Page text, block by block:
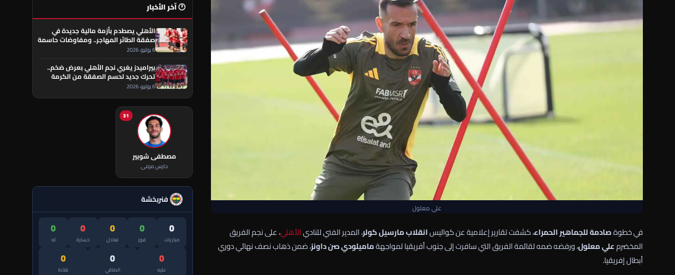
علي معلول
في خطوةصادمة للجماهير الحمراء، كشفت تقارير إعلامية عن كواليسانقلاب مارسيل كولر، المدير الفني للناديالأهلي، على نجم الفريق
المخضرمعلي معلول، ورفضه ضمه لقائمة الفريق التي سافرت إلى جنوب أفريقيا لمواجهةماميلودي صن داونز، ضمن ذهاب نصف نهائي دوري
أبطال إفريقيا.
🕐 آخر الأخبار
الأهلي يصطدم بأزمة مالية جديدة في
صفقة الطائر المهاجر.. ومفاوضات حاسمة
تقترب من الحسم
6 يوليو، 2026
بيراميدز يغري نجم الأهلي بعرض ضخم..
تحرك جديد لحسم الصفقة من الكرمة
العراقي
6 يوليو، 2026
31
مصطفى شوبير
حارس مرمى
فنربخشة
0
مباريات
0
فوز
0
تعادل
0
خسارة
0
له
0
عليه
0
الصافي
0
نقاط